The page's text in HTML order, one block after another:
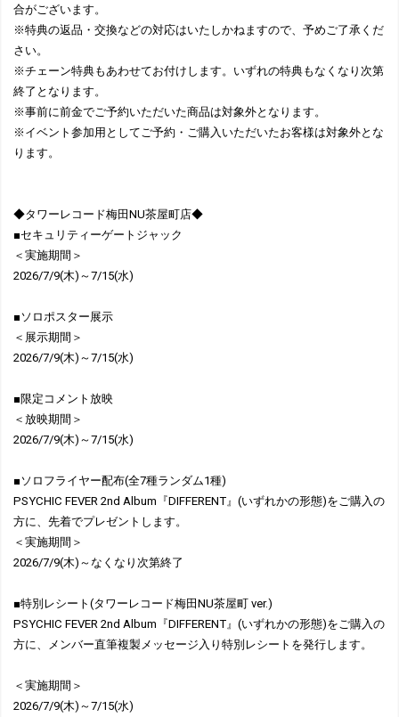
合がございます。
※特典の返品・交換などの対応はいたしかねますので、予めご了承くだ
さい。
※チェーン特典もあわせてお付けします。いずれの特典もなくなり次第
終了となります。
※事前に前金でご予約いただいた商品は対象外となります。
※イベント参加用としてご予約・ご購入いただいたお客様は対象外とな
ります。
◆タワーレコード梅田NU茶屋町店◆
■セキュリティーゲートジャック
＜実施期間＞
2026/7/9(木)～7/15(水)
■ソロポスター展示
＜展示期間＞
2026/7/9(木)～7/15(水)
■限定コメント放映
＜放映期間＞
2026/7/9(木)～7/15(水)
■ソロフライヤー配布(全7種ランダム1種)
PSYCHIC FEVER 2nd Album『DIFFERENT』(いずれかの形態)をご購入の
方に、先着でプレゼントします。
＜実施期間＞
2026/7/9(木)～なくなり次第終了
■特別レシート(タワーレコード梅田NU茶屋町 ver.)
PSYCHIC FEVER 2nd Album『DIFFERENT』(いずれかの形態)をご購入の
方に、メンバー直筆複製メッセージ入り特別レシートを発行します。
＜実施期間＞
2026/7/9(木)～7/15(水)